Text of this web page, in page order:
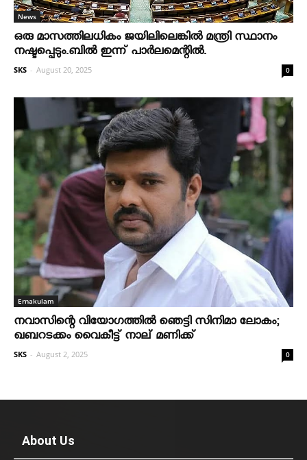
News
ഒരു മാസത്തിലധികം ജയിലിലെങ്കില്‍ മന്ത്രി സ്ഥാനം
നഷ്ടപ്പെടും.ബില്‍ ഇന്ന് പാര്‍ലമെന്റില്‍.
SKS - August 20, 2025 0
Ernakulam
നവാസിന്റെ വിയോഗത്തില്‍ ഞെട്ടി സിനിമാ ലോകം;
ഖബറടക്കം വൈകീട്ട് നാല് മണിക്ക്
SKS - August 2, 2025 0
About Us